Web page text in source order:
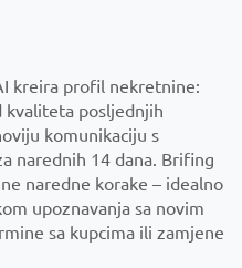
kreira profil nekretnine:
kvaliteta posljednjih
komunikaciju s
narednih 14 dana. Brifing
naredne korake – idealno
upoznavanja sa novim
sa kupcima ili zamjene